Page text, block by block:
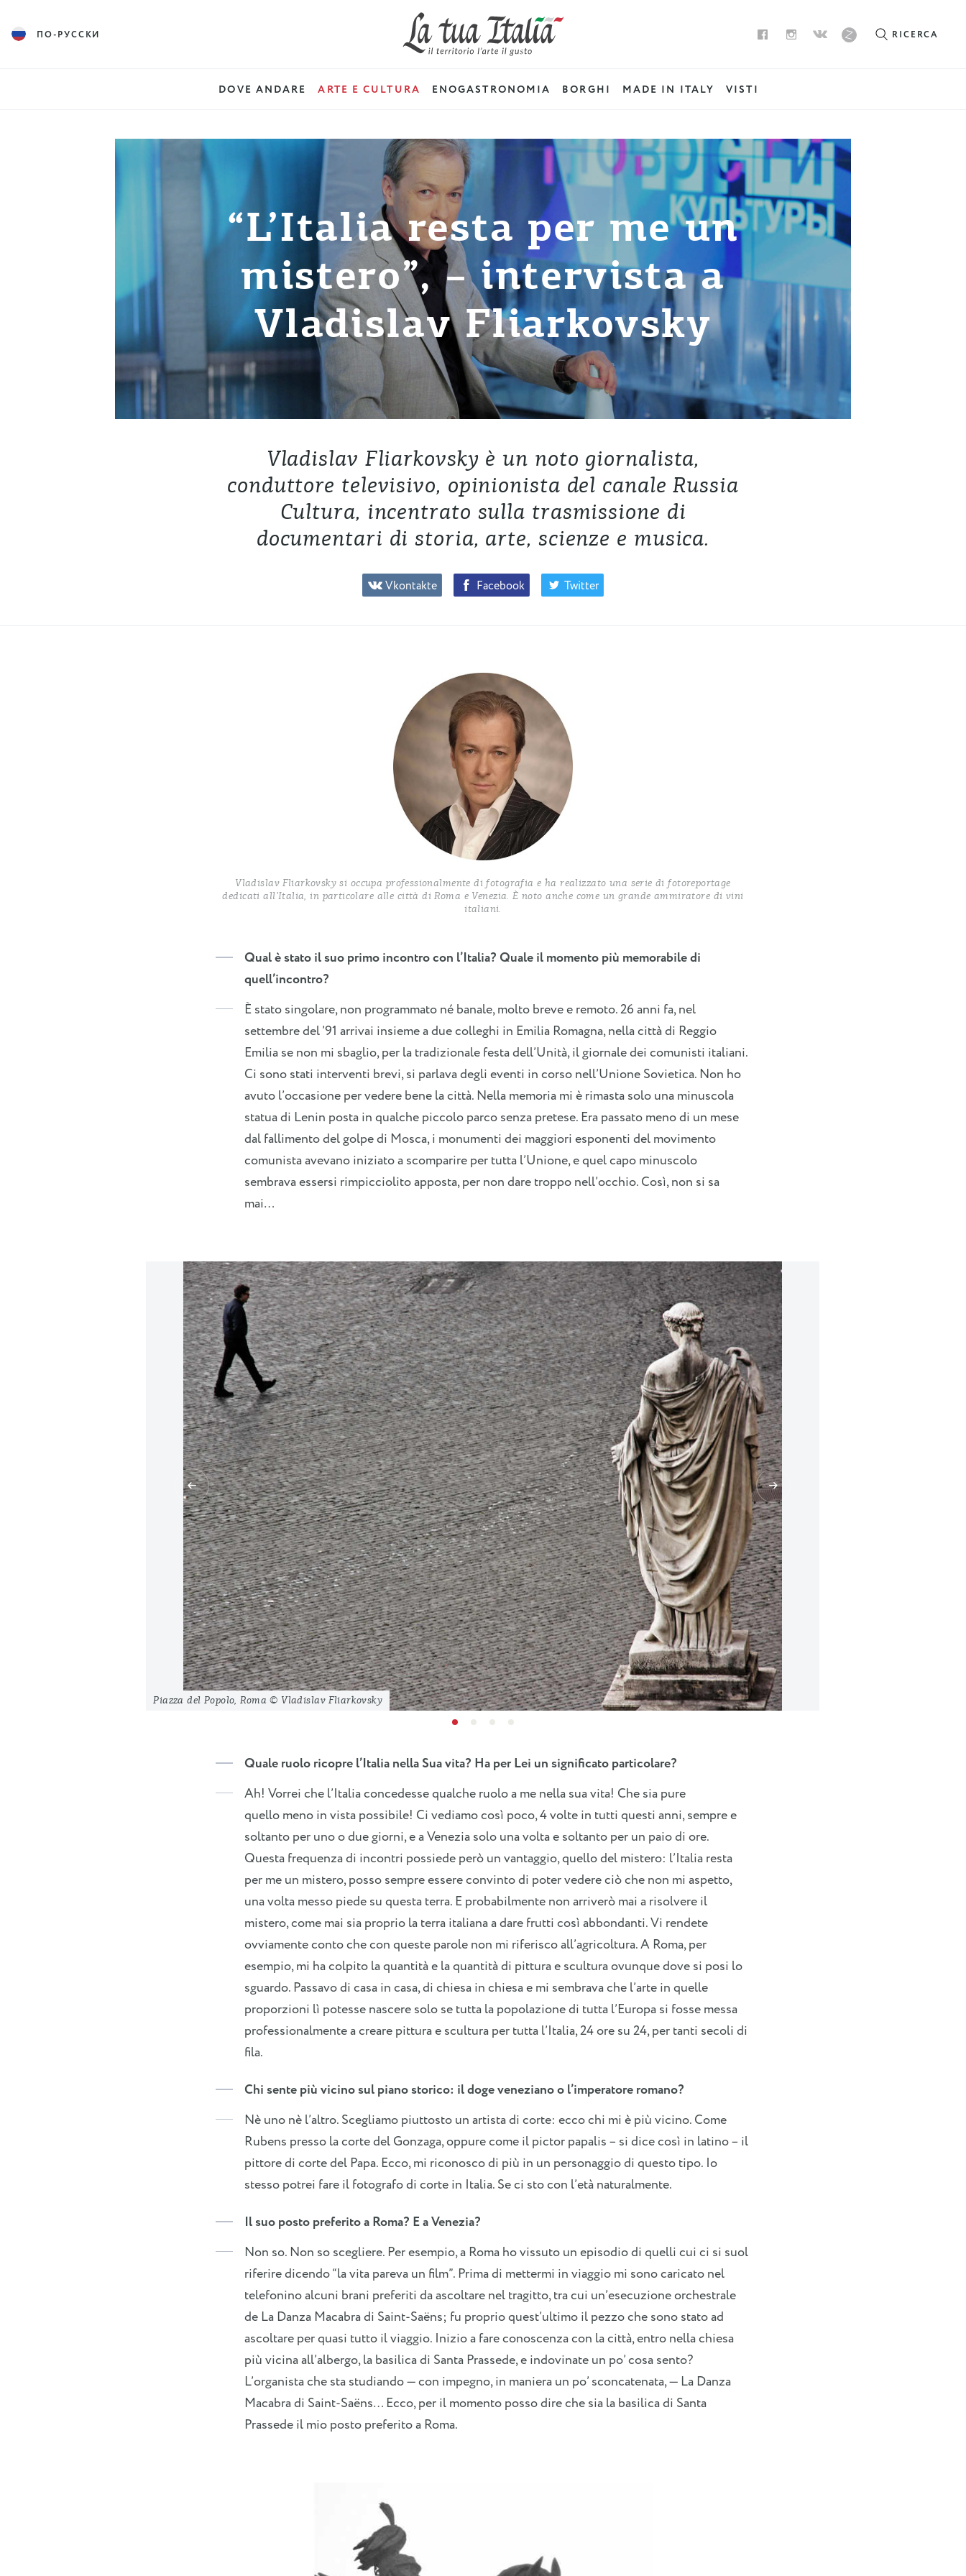
ПО-РУССКИ RICERCA
DOVE ANDARE ARTE E CULTURA ENOGASTRONOMIA BORGHI MADE IN ITALY VISTI
“L’Italia resta per me un
mistero”, – intervista a
Vladislav Fliarkovsky
Vladislav Fliarkovsky è un noto giornalista,
conduttore televisivo, opinionista del canale Russia
Cultura, incentrato sulla trasmissione di
documentari di storia, arte, scienze e musica.
Vkontakte Facebook Twitter
Vladislav Fliarkovsky si occupa professionalmente di fotografia e ha realizzato una serie di fotoreportage
dedicati all’Italia, in particolare alle città di Roma e Venezia. È noto anche come un grande ammiratore di vini
italiani.
Qual è stato il suo primo incontro con l’Italia? Quale il momento più memorabile di
quell’incontro?
È stato singolare, non programmato né banale, molto breve e remoto. 26 anni fa, nel
settembre del ’91 arrivai insieme a due colleghi in Emilia Romagna, nella città di Reggio
Emilia se non mi sbaglio, per la tradizionale festa dell’Unità, il giornale dei comunisti italiani.
Ci sono stati interventi brevi, si parlava degli eventi in corso nell’Unione Sovietica. Non ho
avuto l’occasione per vedere bene la città. Nella memoria mi è rimasta solo una minuscola
statua di Lenin posta in qualche piccolo parco senza pretese. Era passato meno di un mese
dal fallimento del golpe di Mosca, i monumenti dei maggiori esponenti del movimento
comunista avevano iniziato a scomparire per tutta l’Unione, e quel capo minuscolo
sembrava essersi rimpicciolito apposta, per non dare troppo nell’occhio. Così, non si sa
mai…
Piazza del Popolo, Roma © Vladislav Fliarkovsky
Quale ruolo ricopre l’Italia nella Sua vita? Ha per Lei un significato particolare?
Ah! Vorrei che l’Italia concedesse qualche ruolo a me nella sua vita! Che sia pure
quello meno in vista possibile! Ci vediamo così poco, 4 volte in tutti questi anni, sempre e
soltanto per uno o due giorni, e a Venezia solo una volta e soltanto per un paio di ore.
Questa frequenza di incontri possiede però un vantaggio, quello del mistero: l’Italia resta
per me un mistero, posso sempre essere convinto di poter vedere ciò che non mi aspetto,
una volta messo piede su questa terra. E probabilmente non arriverò mai a risolvere il
mistero, come mai sia proprio la terra italiana a dare frutti così abbondanti. Vi rendete
ovviamente conto che con queste parole non mi riferisco all’agricoltura. A Roma, per
esempio, mi ha colpito la quantità e la quantità di pittura e scultura ovunque dove si posi lo
sguardo. Passavo di casa in casa, di chiesa in chiesa e mi sembrava che l’arte in quelle
proporzioni lì potesse nascere solo se tutta la popolazione di tutta l’Europa si fosse messa
professionalmente a creare pittura e scultura per tutta l’Italia, 24 ore su 24, per tanti secoli di
fila.
Chi sente più vicino sul piano storico: il doge veneziano o l’imperatore romano?
Nè uno nè l’altro. Scegliamo piuttosto un artista di corte: ecco chi mi è più vicino. Come
Rubens presso la corte del Gonzaga, oppure come il pictor papalis – si dice così in latino – il
pittore di corte del Papa. Ecco, mi riconosco di più in un personaggio di questo tipo. Io
stesso potrei fare il fotografo di corte in Italia. Se ci sto con l’età naturalmente.
Il suo posto preferito a Roma? E a Venezia?
Non so. Non so scegliere. Per esempio, a Roma ho vissuto un episodio di quelli cui ci si suol
riferire dicendo “la vita pareva un film”. Prima di mettermi in viaggio mi sono caricato nel
telefonino alcuni brani preferiti da ascoltare nel tragitto, tra cui un’esecuzione orchestrale
de La Danza Macabra di Saint-Saëns; fu proprio quest’ultimo il pezzo che sono stato ad
ascoltare per quasi tutto il viaggio. Inizio a fare conoscenza con la città, entro nella chiesa
più vicina all’albergo, la basilica di Santa Prassede, e indovinate un po’ cosa sento?
L’organista che sta studiando — con impegno, in maniera un po’ sconcatenata, — La Danza
Macabra di Saint-Saëns… Ecco, per il momento posso dire che sia la basilica di Santa
Prassede il mio posto preferito a Roma.